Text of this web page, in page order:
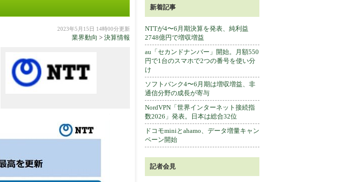
2023年5月15日 14時00分更新
業界動向 > 決算情報
新着記事
NTTが4〜6月期決算を発表、純利益
2748億円で増収増益
au「セカンドナンバー」開始。月額550
円で1台のスマホで2つの番号を使い分
け
ソフトバンク4〜6月期は増収増益、非
通信分野の成長が寄与
NordVPN「世界インターネット接続指
数2026」発表。日本は総合32位
ドコモminiとahamo、データ増量キャン
ペーン開始
記者会見